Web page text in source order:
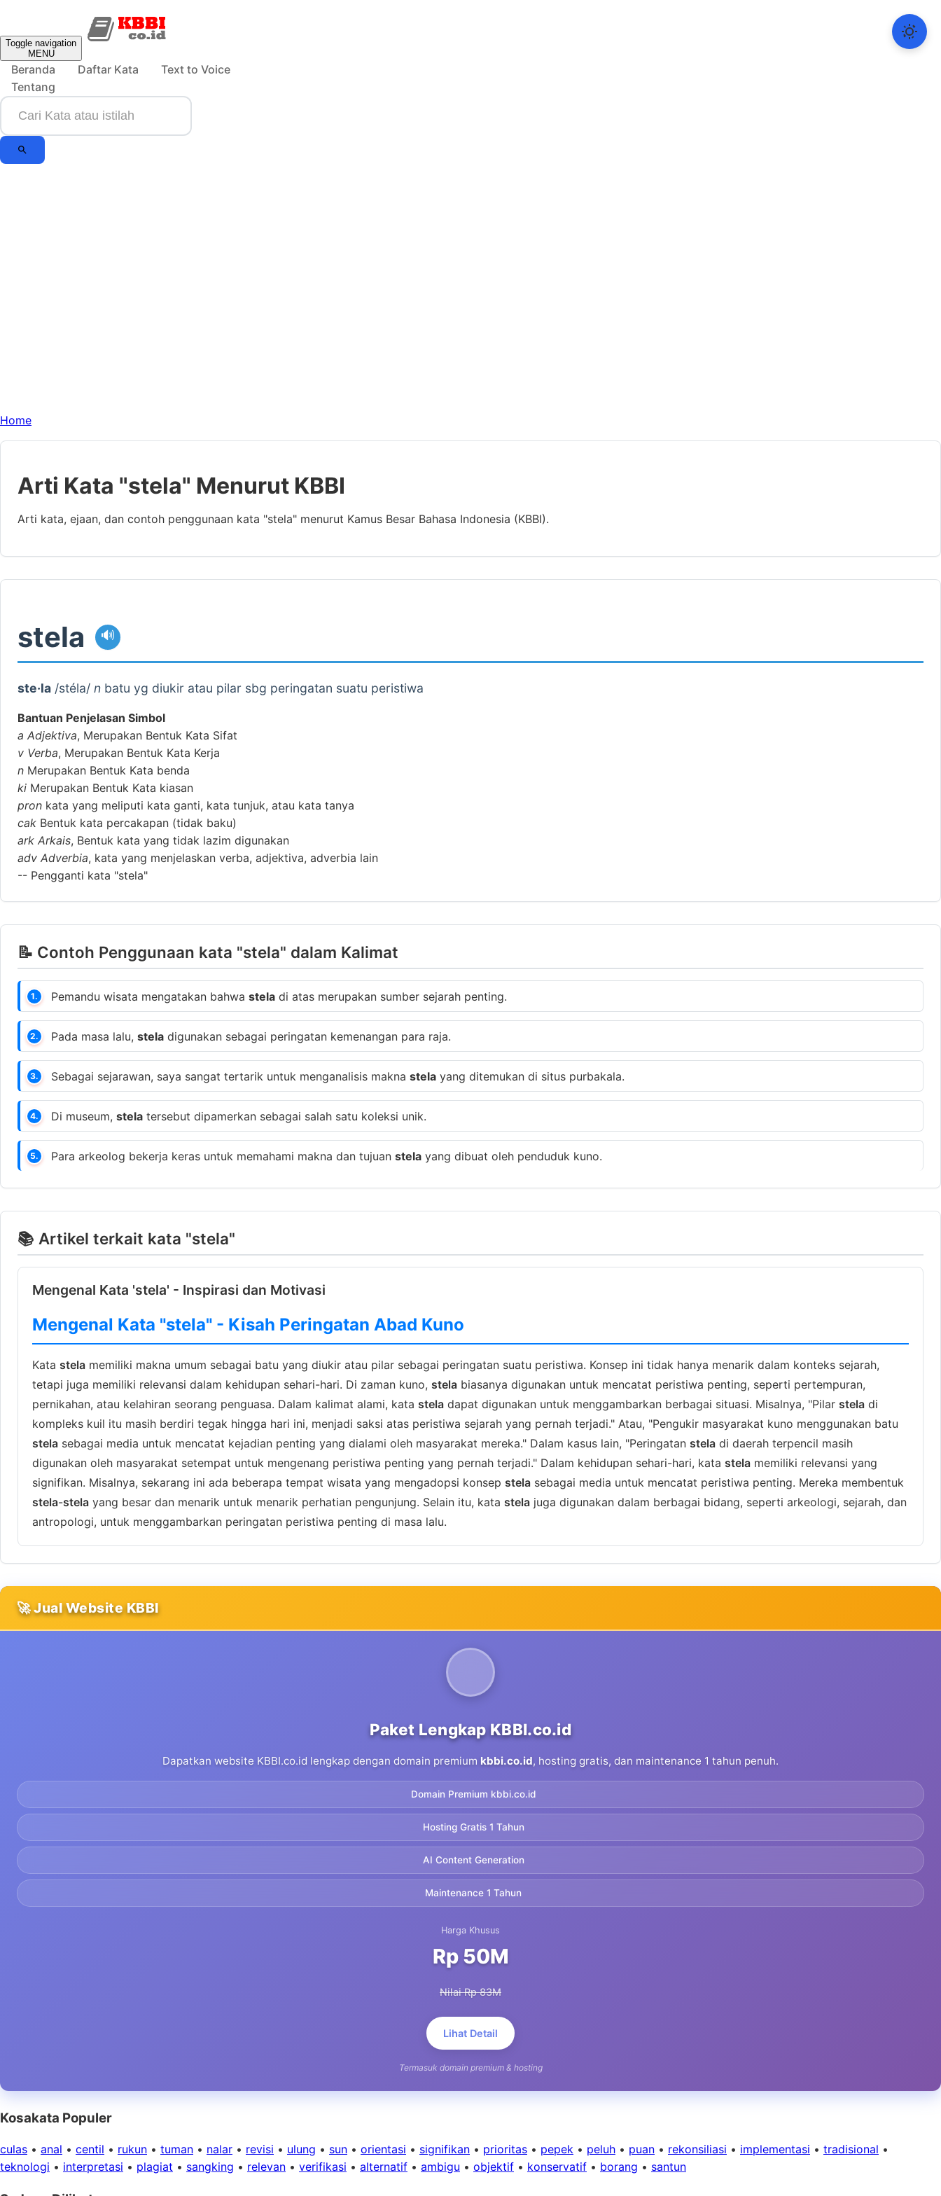
Toggle navigation
MENU
Beranda Daftar Kata
Text to Voice
Tentang
Home
Arti Kata "stela" Menurut KBBI
Arti kata, ejaan, dan contoh penggunaan kata "stela" menurut Kamus Besar Bahasa Indonesia (KBBI).
stela 🔊
ste·la /stéla/ n batu yg diukir atau pilar sbg peringatan suatu peristiwa
Bantuan Penjelasan Simbol
a Adjektiva, Merupakan Bentuk Kata Sifat
v Verba, Merupakan Bentuk Kata Kerja
n Merupakan Bentuk Kata benda
ki Merupakan Bentuk Kata kiasan
pron kata yang meliputi kata ganti, kata tunjuk, atau kata tanya
cak Bentuk kata percakapan (tidak baku)
ark Arkais, Bentuk kata yang tidak lazim digunakan
adv Adverbia, kata yang menjelaskan verba, adjektiva, adverbia lain
-- Pengganti kata "stela"
📝 Contoh Penggunaan kata "stela" dalam Kalimat
1. Pemandu wisata mengatakan bahwa stela di atas merupakan sumber sejarah penting.
2. Pada masa lalu, stela digunakan sebagai peringatan kemenangan para raja.
3. Sebagai sejarawan, saya sangat tertarik untuk menganalisis makna stela yang ditemukan di situs purbakala.
4. Di museum, stela tersebut dipamerkan sebagai salah satu koleksi unik.
5. Para arkeolog bekerja keras untuk memahami makna dan tujuan stela yang dibuat oleh penduduk kuno.
📚 Artikel terkait kata "stela"
Mengenal Kata 'stela' - Inspirasi dan Motivasi
Mengenal Kata "stela" - Kisah Peringatan Abad Kuno
Kata stela memiliki makna umum sebagai batu yang diukir atau pilar sebagai peringatan suatu peristiwa. Konsep ini tidak hanya menarik dalam konteks sejarah,
tetapi juga memiliki relevansi dalam kehidupan sehari-hari. Di zaman kuno, stela biasanya digunakan untuk mencatat peristiwa penting, seperti pertempuran,
pernikahan, atau kelahiran seorang penguasa. Dalam kalimat alami, kata stela dapat digunakan untuk menggambarkan berbagai situasi. Misalnya, "Pilar stela di
kompleks kuil itu masih berdiri tegak hingga hari ini, menjadi saksi atas peristiwa sejarah yang pernah terjadi." Atau, "Pengukir masyarakat kuno menggunakan batu
stela sebagai media untuk mencatat kejadian penting yang dialami oleh masyarakat mereka." Dalam kasus lain, "Peringatan stela di daerah terpencil masih
digunakan oleh masyarakat setempat untuk mengenang peristiwa penting yang pernah terjadi." Dalam kehidupan sehari-hari, kata stela memiliki relevansi yang
signifikan. Misalnya, sekarang ini ada beberapa tempat wisata yang mengadopsi konsep stela sebagai media untuk mencatat peristiwa penting. Mereka membentuk
stela-stela yang besar dan menarik untuk menarik perhatian pengunjung. Selain itu, kata stela juga digunakan dalam berbagai bidang, seperti arkeologi, sejarah, dan
antropologi, untuk menggambarkan peringatan peristiwa penting di masa lalu.
🚀 Jual Website KBBI
Paket Lengkap KBBI.co.id
Dapatkan website KBBI.co.id lengkap dengan domain premium kbbi.co.id, hosting gratis, dan maintenance 1 tahun penuh.
Domain Premium kbbi.co.id
Hosting Gratis 1 Tahun
AI Content Generation
Maintenance 1 Tahun
Harga Khusus
Rp 50M
Nilai Rp 83M
Lihat Detail
Termasuk domain premium & hosting
Kosakata Populer
culas • anal • centil • rukun • tuman • nalar • revisi • ulung • sun • orientasi • signifikan • prioritas • pepek • peluh • puan • rekonsiliasi • implementasi • tradisional •
teknologi • interpretasi • plagiat • sangking • relevan • verifikasi • alternatif • ambigu • objektif • konservatif • borang • santun